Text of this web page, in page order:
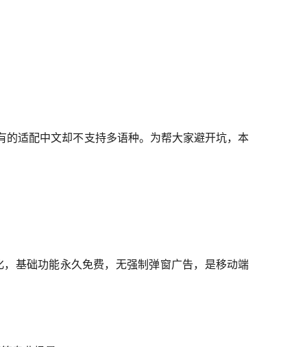
适配中文却不支持多语种。为帮大家避开坑，本
基础功能永久免费，无强制弹窗广告，是移动端